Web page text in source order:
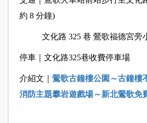
約 8 分鐘)
文化路 325 巷 鶯歌福德宮旁
停車｜文化路325巷收費停車場
介紹文｜ 鶯歌古鐘樓公園～古鐘樓
消防主題攀岩遊戲場～新北鶯歌免